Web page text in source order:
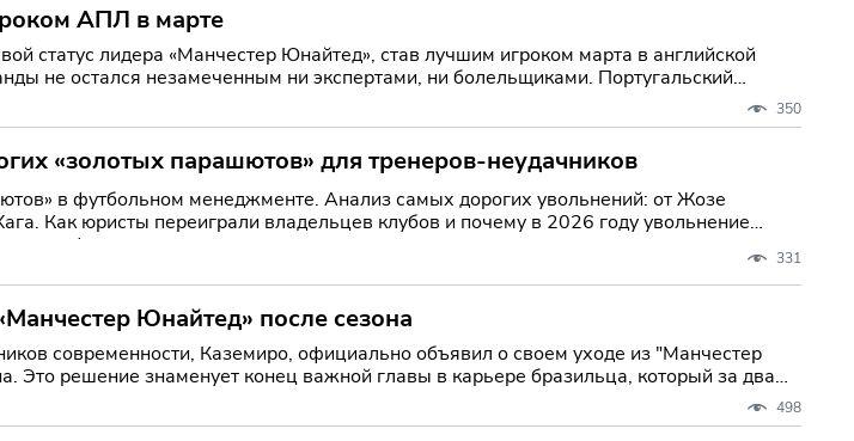
АПЛ в марте
статус лидера «Манчестер Юнайтед», став лучшим игроком марта в английской
незамеченным ни экспертами, ни болельщиками. Португальский
350
«золотых парашютов» для тренеров-неудачников
в футбольном менеджменте. Анализ самых дорогих увольнений: от Жозе
Как юристы переиграли владельцев клубов и почему в 2026 году увольнение
трансфер топ-игрока.
331
Юнайтед» после сезона
современности, Каземиро, официально объявил о своем уходе из "Манчестер
Это решение знаменует конец важной главы в карьере бразильца, который за два
498